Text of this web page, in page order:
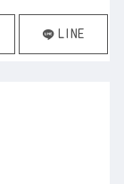
LINE